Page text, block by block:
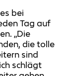
bei
Tag auf
„Die
die tolle
sind
schlägt